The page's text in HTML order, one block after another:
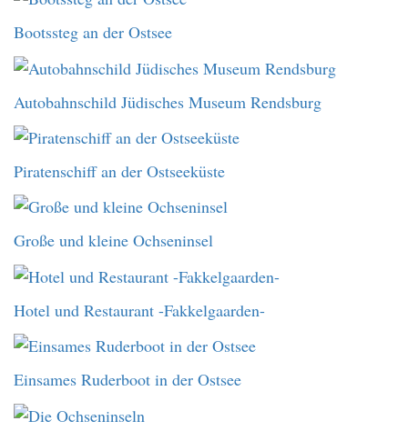
Bootssteg an der Ostsee
Autobahnschild Jüdisches Museum Rendsburg
Piratenschiff an der Ostseeküste
Große und kleine Ochseninsel
Hotel und Restaurant -Fakkelgaarden-
Einsames Ruderboot in der Ostsee